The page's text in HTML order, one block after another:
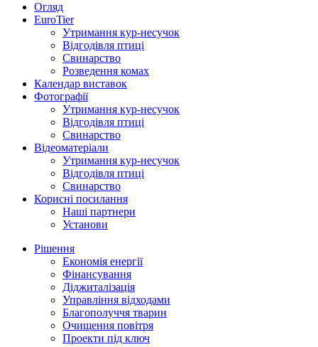
Огляд
EuroTier
Утримання кур-несучок
Відгодівля птиці
Свинарство
Розведення комах
Календар виставок
Фотографії
Утримання кур-несучок
Відгодівля птиці
Свинарство
Відеоматеріали
Утримання кур-несучок
Відгодівля птиці
Свинарство
Корисні посилання
Наші партнери
Установи
Рішення
Економія енергії
Фінансування
Діджиталізація
Управління відходами
Благополуччя тварин
Очищення повітря
Проекти під ключ